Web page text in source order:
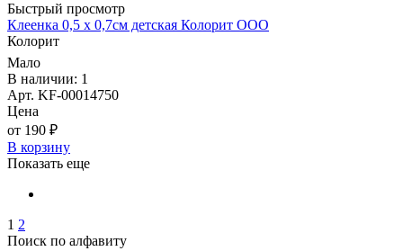
Быстрый просмотр
Клеенка 0,5 х 0,7см детская Колорит ООО
Колорит
Мало
В наличии: 1
Арт. KF-00014750
Цена
от 190 ₽
В корзину
Показать еще
1 2
Поиск по алфавиту